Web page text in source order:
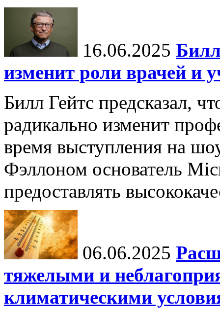
16.06.2025
изменит роли врачей и
Билл Гейтс предсказал,
радикально изменит
время выступления на
Фэллоном основатель
предоставлять
06.06.2025
тяжелыми и
климатическими